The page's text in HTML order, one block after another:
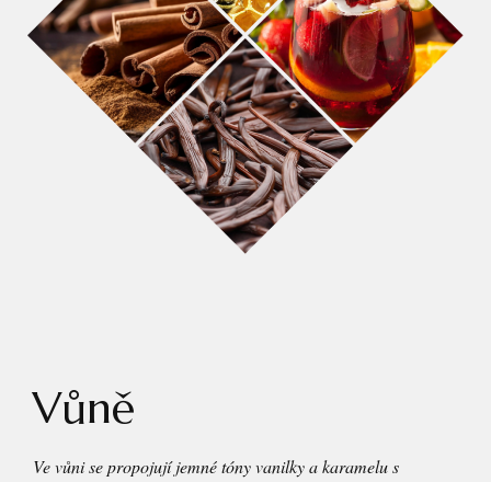
Vůně
Ve vůni se propojují jemné tóny vanilky a karamelu s